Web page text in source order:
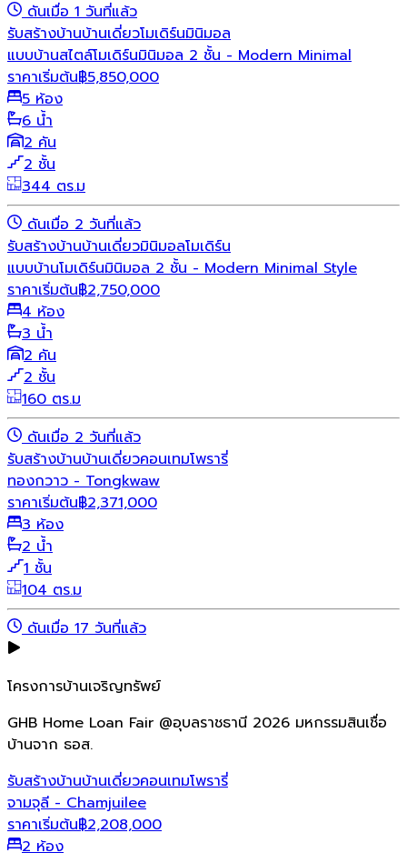
ดันเมื่อ 1 วันที่แล้ว
รับสร้างบ้านบ้านเดี่ยวโมเดิร์นมินิมอล
แบบบ้านสไตล์โมเดิร์นมินิมอล 2 ชั้น - Modern Minimal
ราคาเริ่มต้น฿5,850,000
5 ห้อง
6 น้ำ
2 คัน
2 ชั้น
344 ตร.ม
ดันเมื่อ 2 วันที่แล้ว
รับสร้างบ้านบ้านเดี่ยวมินิมอลโมเดิร์น
แบบบ้านโมเดิร์นมินิมอล 2 ชั้น - Modern Minimal Style
ราคาเริ่มต้น฿2,750,000
4 ห้อง
3 น้ำ
2 คัน
2 ชั้น
160 ตร.ม
ดันเมื่อ 2 วันที่แล้ว
รับสร้างบ้านบ้านเดี่ยวคอนเทมโพรารี่
ทองกวาว - Tongkwaw
ราคาเริ่มต้น฿2,371,000
3 ห้อง
2 น้ำ
1 ชั้น
104 ตร.ม
ดันเมื่อ 17 วันที่แล้ว
โครงการบ้านเจริญทรัพย์
GHB Home Loan Fair @อุบลราชธานี 2026 มหกรรมสินเชื่อ
บ้านจาก ธอส.
รับสร้างบ้านบ้านเดี่ยวคอนเทมโพรารี่
จามจุลี - Chamjuilee
ราคาเริ่มต้น฿2,208,000
2 ห้อง